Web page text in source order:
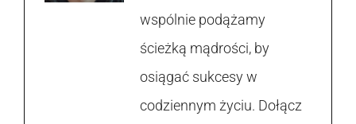
wspólnie podążamy
ścieżką mądrości, by
osiągać sukcesy w
codziennym życiu. Dołącz